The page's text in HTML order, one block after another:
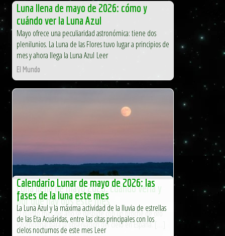
Luna llena de mayo de 2026: cómo y
cuándo ver la Luna Azul
Mayo ofrece una peculiaridad astronómica: tiene dos
plenilunios. La Luna de las Flores tuvo lugar a principios de
mes y ahora llega la Luna Azul Leer
El Mundo
Luna llena de mayo 2026: cuándo verla y
por qué hay dos este mes
El quinto mes del año se despide con un broche de oro
excepcional para la observación del cielo en España. […]
Calendario Lunar de mayo de 2026: las
fases de la luna este mes
La Luna Azul y la máxima actividad de la lluvia de estrellas
de las Eta Acuáridas, entre las citas principales con los
cielos nocturnos de este mes Leer